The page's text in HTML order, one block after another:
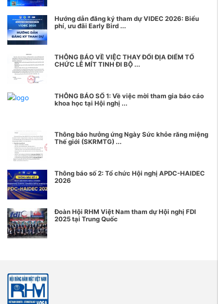
Hướng dẫn đăng ký tham dự VIDEC 2026: Biểu
phí, ưu đãi Early Bird ...
THÔNG BÁO VỀ VIỆC THAY ĐỔI ĐỊA ĐIỂM TỔ
CHỨC LỄ MÍT TINH ĐI BỘ ...
THÔNG BÁO SỐ 1: Về việc mời tham gia báo cáo
khoa học tại Hội nghị ...
Thông báo hưởng ứng Ngày Sức khỏe răng miệng
Thế giới (SKRMTG) ...
Thông báo số 2: Tổ chức Hội nghị APDC-HAIDEC
2026
Đoàn Hội RHM Việt Nam tham dự Hội nghị FDI
2025 tại Trung Quốc